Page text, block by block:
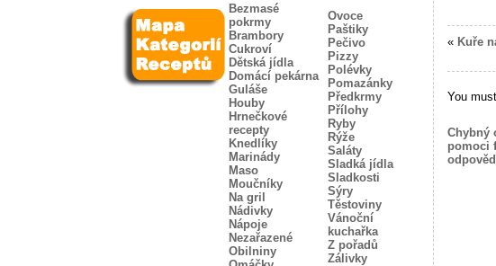
Bezmasé
pokrmy
Brambory
Cukroví
Dětská jídla
Domácí pekárna
Guláše
Houby
Hrnečkové
recepty
Knedlíky
Marinády
Maso
Moučníky
Na gril
Nádivky
Nápoje
Nezařazené
Obilniny
Ovoce
Paštiky
Pečivo
Pizzy
Polévky
Pomazánky
Předkrmy
Přílohy
Ryby
Rýže
Saláty
Sladká jídla
Sladkosti
Sýry
Těstoviny
Vánoční
kuchařka
Z pořadů
Zálivky
« Kuře
You
Chybný
pomoci